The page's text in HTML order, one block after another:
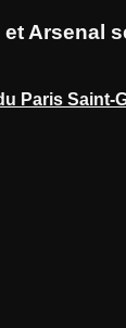
Arsenal
Paris Saint-